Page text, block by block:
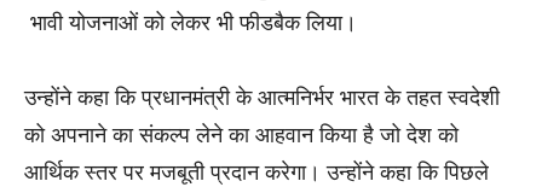
भावी योजनाओं को लेकर भी फीडबैक लिया।
उन्होंने कहा कि प्रधानमंत्री के आत्मनिर्भर भारत के तहत स्वदेशी
को अपनाने का संकल्प लेने का आहवान किया है जो देश को
आर्थिक स्तर पर मजबूती प्रदान करेगा। उन्होंने कहा कि पिछले